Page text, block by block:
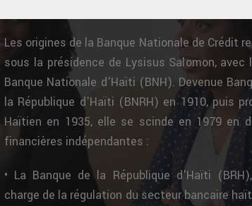
Les origines de la Banque Nationale de Crédit
sous la présidence de Lysisus Salomon,
Banque Nationale d'Haïti (BNH). Devenue
la République d'Haïti (BNRH) en 1910, puis
Haïtien en 1935, elle se scinde en 1979 en
financières indépendantes :
• La Banque de la République d'Haïti
charge de la régulation du secteur bancaire